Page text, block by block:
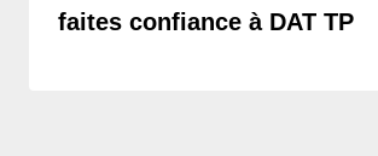
faites confiance à DAT TP